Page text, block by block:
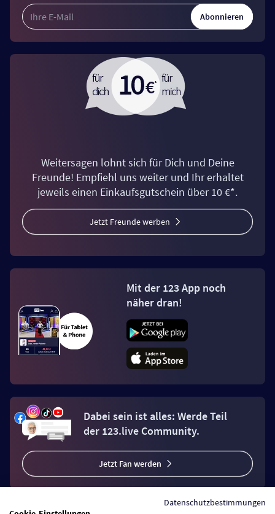
Abonnieren
Weitersagen lohnt sich für Dich und Deine
Freunde! Empfiehl uns weiter und Ihr erhaltet
jeweils einen Einkaufsgutschein über 10 €*.
Jetzt Freunde werben
Mit der 123 App noch
näher dran!
Dabei sein ist alles: Werde Teil
der 123.live Community.
Jetzt Fan werden
Datenschutzbestimmungen